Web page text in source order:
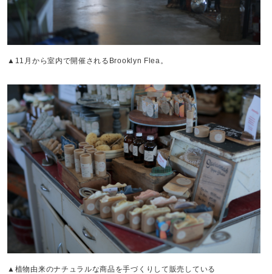
▲11月から室内で開催されるBrooklyn Flea。
▲植物由来のナチュラルな商品を手づくりして販売している